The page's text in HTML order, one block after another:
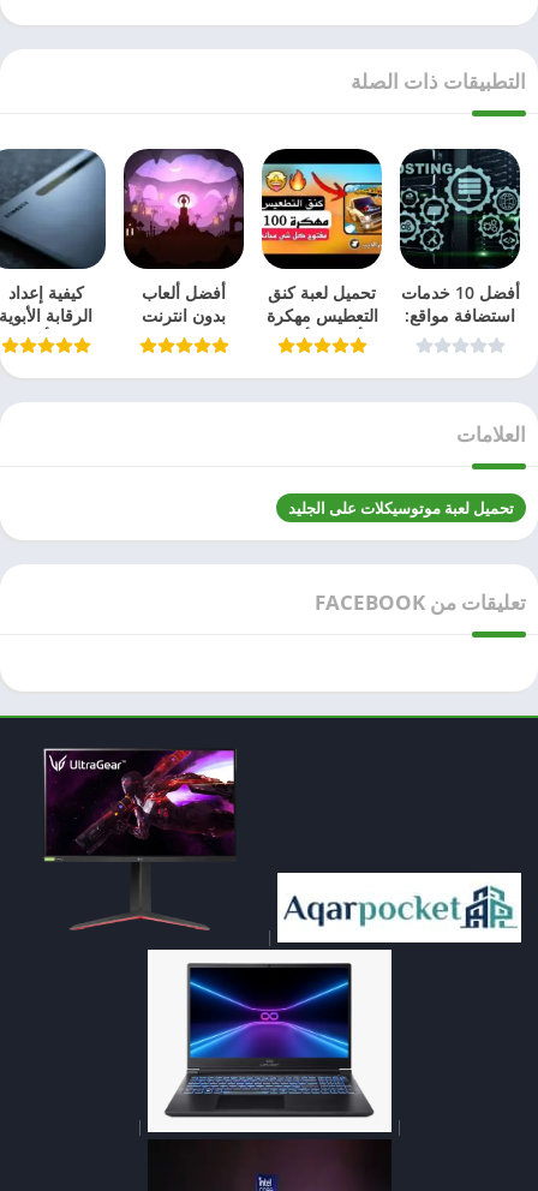
التطبيقات ذات الصلة
أفضل 10 خدمات
استضافة مواقع:
مختبرة ومجربة
تحميل لعبة كنق
التعطيس مهكرة
– أحدث وأفضل
2026
أفضل ألعاب
بدون انترنت
2026
كيفية إعداد
الرقابة الأبوية
على أجهزة
اللوحية
العلامات
تحميل لعبة موتوسيكلات على الجليد
تعليقات من FACEBOOK
|
|
|